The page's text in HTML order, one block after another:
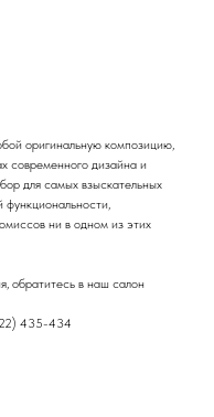
оригинальную композицию,
современного дизайна и
для самых взыскательных
функциональности,
ни в одном из этих
обратитесь в наш салон
435-434